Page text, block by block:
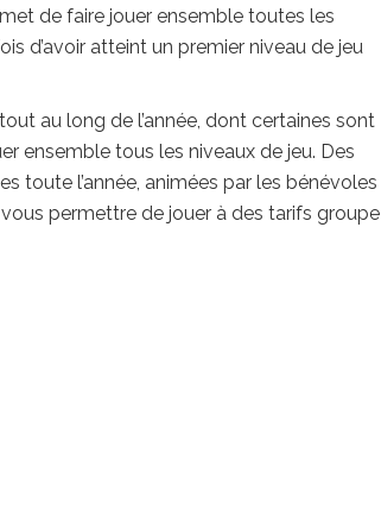
de faire jouer ensemble toutes les
d’avoir atteint un premier niveau de jeu
au long de l’année, dont certaines sont
ensemble tous les niveaux de jeu. Des
toute l’année, animées par les bénévoles
permettre de jouer à des tarifs groupe